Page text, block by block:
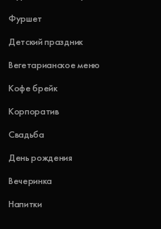
Фуршет
Детский праздник
Вегетарианское меню
Кофе брейк
Корпоратив
Свадьба
День рождения
Вечеринка
Напитки